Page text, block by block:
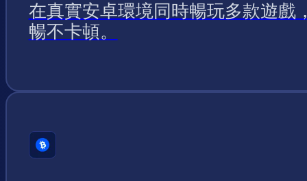
在真實安卓環境同時暢玩多款遊戲
暢不卡頓。